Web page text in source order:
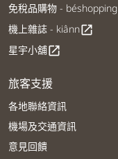
免稅品購物 - béshopping
機上雜誌 - kiânnopen_in_new
星宇小舖open_in_new
旅客支援
各地聯絡資訊
機場及交通資訊
意見回饋